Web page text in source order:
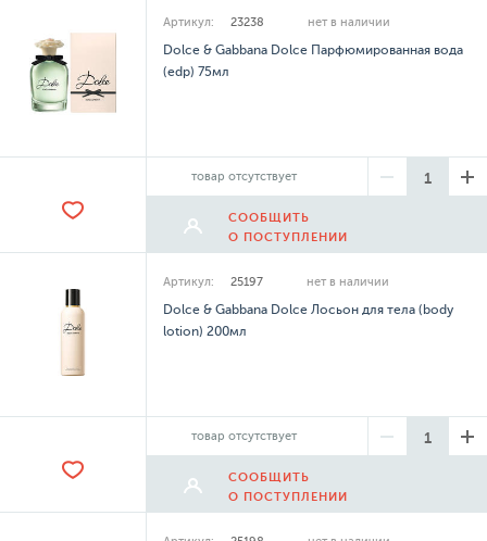
Артикул: 23238 нет в наличии
Dolce & Gabbana Dolce Парфюмированная вода
(edp) 75мл
товар отсутствует
СООБЩИТЬ
О ПОСТУПЛЕНИИ
Артикул: 25197 нет в наличии
Dolce & Gabbana Dolce Лосьон для тела (body
lotion) 200мл
товар отсутствует
СООБЩИТЬ
О ПОСТУПЛЕНИИ